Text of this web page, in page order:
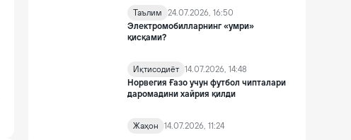
Таълим
24.07.2026, 16:50
Электромобилларнинг «умри»
қисқами?
Иқтисодиёт 14.07.2026, 14:48
Норвегия Ғазо учун футбол чипталари
даромадини хайрия қилди
Жаҳон 14.07.2026, 11:24